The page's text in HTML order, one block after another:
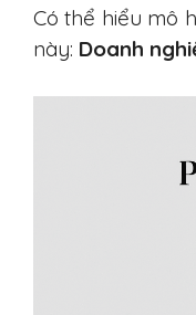
Có thể hiểu mô
này: Doanh